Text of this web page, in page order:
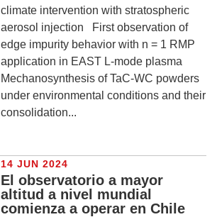
climate intervention with stratospheric
aerosol injection First observation of
edge impurity behavior with n = 1 RMP
application in EAST L-mode plasma
Mechanosynthesis of TaC-WC powders
under environmental conditions and their
consolidation...
14 JUN 2024
El observatorio a mayor
altitud a nivel mundial
comienza a operar en Chile